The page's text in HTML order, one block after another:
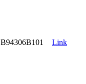
B94306B101 Link